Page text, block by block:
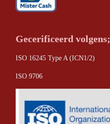
Gecerificeerd volgens;
ISO 16245 Type A (ICN1/2)
ISO 9706